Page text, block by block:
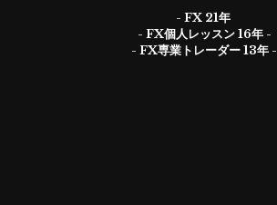
- FX 21年
- FX個人レッスン 16年 -
- FX専業トレーダー 13年 -